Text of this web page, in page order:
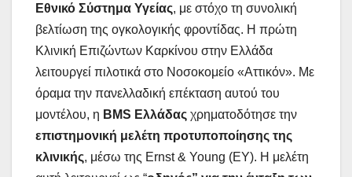
Εθνικό Σύστημα Υγείας, με στόχο τη συνολική
βελτίωση της ογκολογικής φροντίδας. Η πρώτη
Κλινική Επιζώντων Καρκίνου στην Ελλάδα
λειτουργεί πιλοτικά στο Νοσοκομείο «Αττικόν». Με
όραμα την πανελλαδική επέκταση αυτού του
μοντέλου, η BMS Ελλάδας χρηματοδότησε την
επιστημονική μελέτη προτυποποίησης της
κλινικής, μέσω της Ernst & Young (EY). Η μελέτη